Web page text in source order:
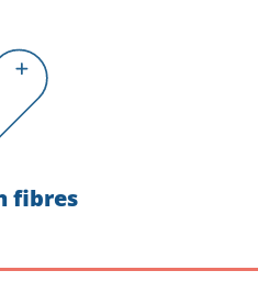
fibres